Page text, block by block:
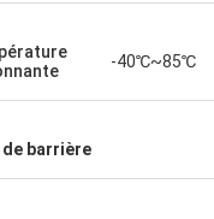
chinoises,
-40℃~85℃
barrière